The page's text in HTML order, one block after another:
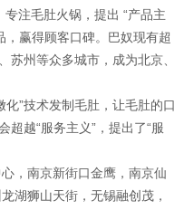
注毛肚火锅，提出 “产品主
，赢得顾客口碑。巴奴现有超
苏州等众多城市，成为北京、
”技术发制毛肚，让毛肚的口
超越“服务主义”，提出了“服
，南京新街口金鹰，南京仙
湖狮山天街，无锡融创茂，